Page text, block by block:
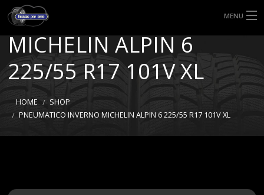
MENU
HOME
TIPI DI GOMME
MISURE GOMME
PNEUMATICO INVERNO
MICHELIN ALPIN 6
225/55 R17 101V XL
HOME
SHOP
PNEUMATICO INVERNO MICHELIN ALPIN 6 225/55 R17 101V XL